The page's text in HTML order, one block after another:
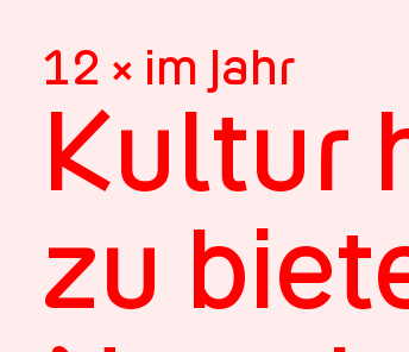
12 × im Jahr
Kultur
zu